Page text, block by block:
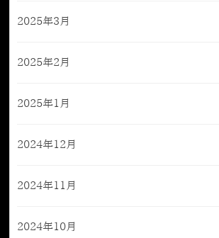
2025年3月
2025年2月
2025年1月
2024年12月
2024年11月
2024年10月